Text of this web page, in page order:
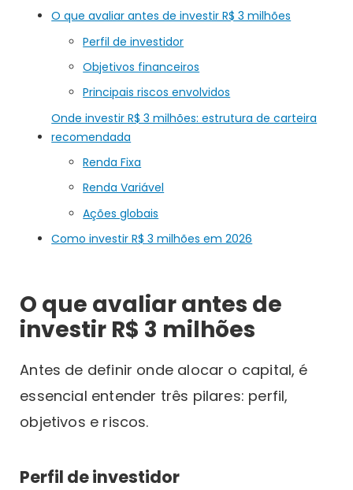
O que avaliar antes de investir R$ 3 milhões
Perfil de investidor
Objetivos financeiros
Principais riscos envolvidos
Onde investir R$ 3 milhões: estrutura de carteira
recomendada
Renda Fixa
Renda Variável
Ações globais
Como investir R$ 3 milhões em 2026
O que avaliar antes de
investir R$ 3 milhões
Antes de definir onde alocar o capital, é
essencial entender três pilares: perfil,
objetivos e riscos.
Perfil de investidor